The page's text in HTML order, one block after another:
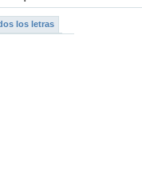
los letras